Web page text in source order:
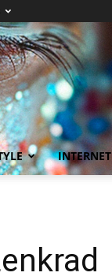
INTERNET